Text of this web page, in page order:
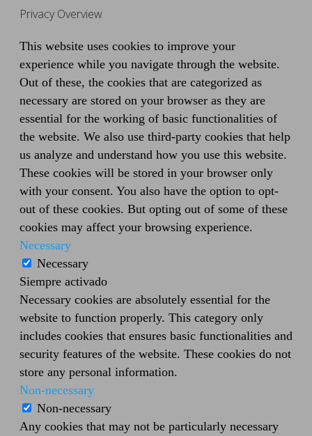
Privacy Overview
This website uses cookies to improve your
experience while you navigate through the website.
Out of these, the cookies that are categorized as
necessary are stored on your browser as they are
essential for the working of basic functionalities of
the website. We also use third-party cookies that help
us analyze and understand how you use this website.
These cookies will be stored in your browser only
with your consent. You also have the option to opt-
out of these cookies. But opting out of some of these
cookies may affect your browsing experience.
Necessary
Necessary
Siempre activado
Necessary cookies are absolutely essential for the
website to function properly. This category only
includes cookies that ensures basic functionalities and
security features of the website. These cookies do not
store any personal information.
Non-necessary
Non-necessary
Any cookies that may not be particularly necessary